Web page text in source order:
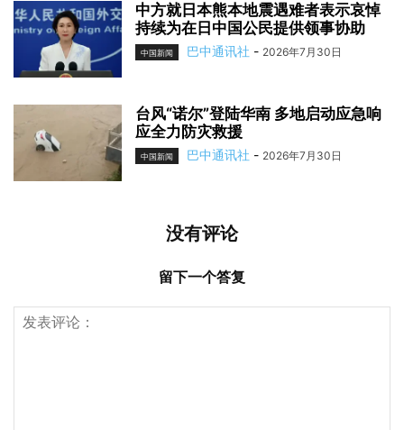
中方就日本熊本地震遇难者表示哀悼
持续为在日中国公民提供领事协助
中国新闻 巴中通讯社 - 2026年7月30日
台风“诺尔”登陆华南 多地启动应急响
应全力防灾救援
中国新闻 巴中通讯社 - 2026年7月30日
没有评论
留下一个答复